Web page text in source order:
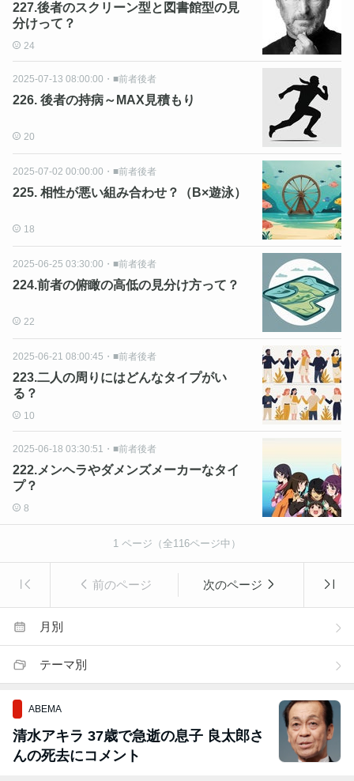
227.後者のスクリーン型と図書館型の見
分けって？
24
2025-07-13 08:00:00 ・ ■前者後者
226. 後者の持病～MAX見積もり
20
2025-07-02 00:00:00 ・ ■前者後者
225. 相性が悪い組み合わせ？（B×遊泳）
18
2025-06-25 03:30:00 ・ ■前者後者
224.前者の俯瞰の高低の見分け方って？
22
2025-06-21 08:00:45 ・ ■前者後者
223.二人の周りにはどんなタイプがい
る？
10
2025-06-18 03:30:51 ・ ■前者後者
222.メンヘラやダメンズメーカーなタイ
プ？
8
1 ページ（全116ページ中）
前のページ 次のページ
月別
テーマ別
ABEMA
清水アキラ 37歳で急逝の息子 良太郎さ
んの死去にコメント